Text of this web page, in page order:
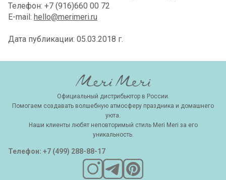
Телефон: +7 (916)660 00 72
E-mail: hello@merimeri.ru
Дата публикации: 05.03.2018 г.
Официальный дистрибьютор в России.
Помогаем создавать волшебную атмосферу праздника и домашнего
уюта.
Наши клиенты любят неповторимый стиль Meri Meri за его
уникальность.
Телефон: +7 (499) 288-88-17